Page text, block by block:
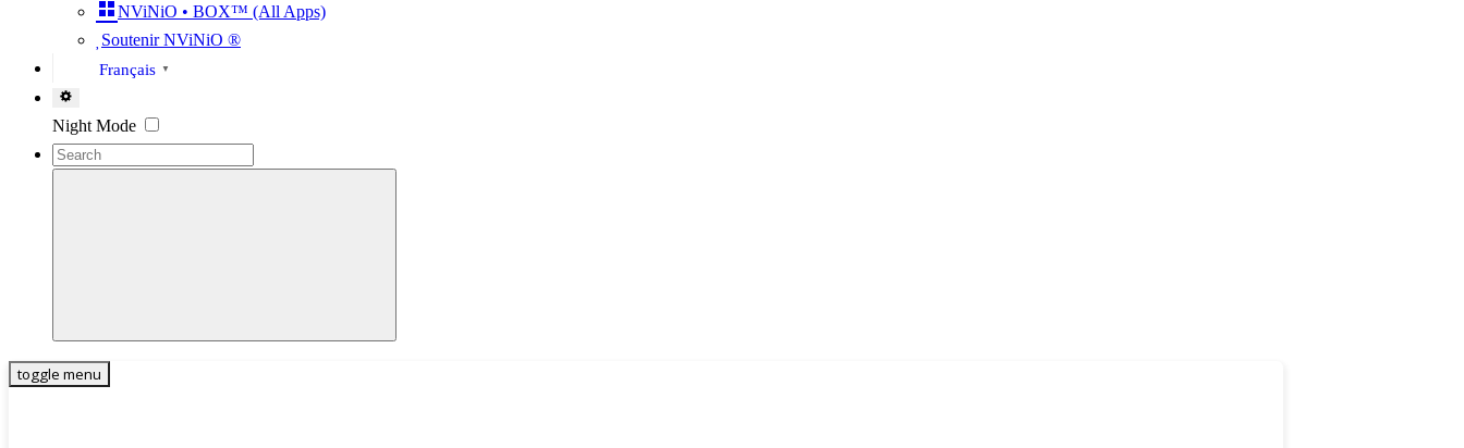
NViNiO • BOX™ (All Apps)
Soutenir NViNiO ®
Français ▼
Night Mode
toggle menu